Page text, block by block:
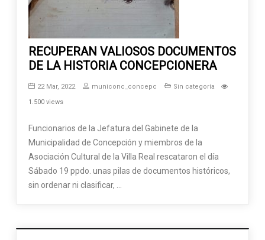
RECUPERAN VALIOSOS DOCUMENTOS
DE LA HISTORIA CONCEPCIONERA
22 Mar, 2022 municonc_concepc
Sin categoría
1.500 views
Funcionarios de la Jefatura del Gabinete de la
Municipalidad de Concepción y miembros de la
Asociación Cultural de la Villa Real rescataron el día
Sábado 19 ppdo. unas pilas de documentos históricos,
sin ordenar ni clasificar, …